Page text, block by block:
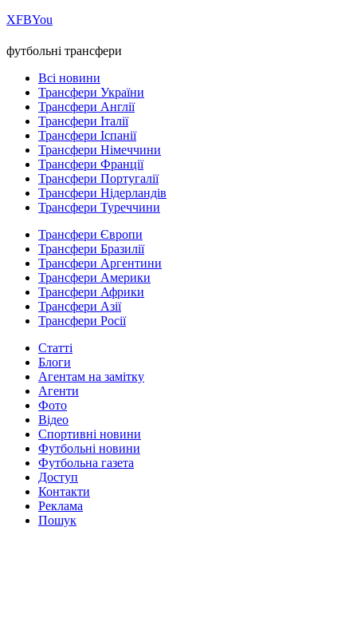
ХFBYou
футбольні трансфери
Всі новини
Трансфери України
Трансфери Англії
Трансфери Італії
Трансфери Іспанії
Трансфери Німеччини
Трансфери Франції
Трансфери Португалії
Трансфери Нідерландів
Трансфери Туреччини
Трансфери Європи
Трансфери Бразилії
Трансфери Аргентини
Трансфери Америки
Трансфери Африки
Трансфери Азії
Трансфери Росії
Статті
Блоги
Агентам на замітку
Агенти
Фото
Відео
Спортивні новини
Футбольні новини
Футбольна газета
Доступ
Контакти
Реклама
Пошук